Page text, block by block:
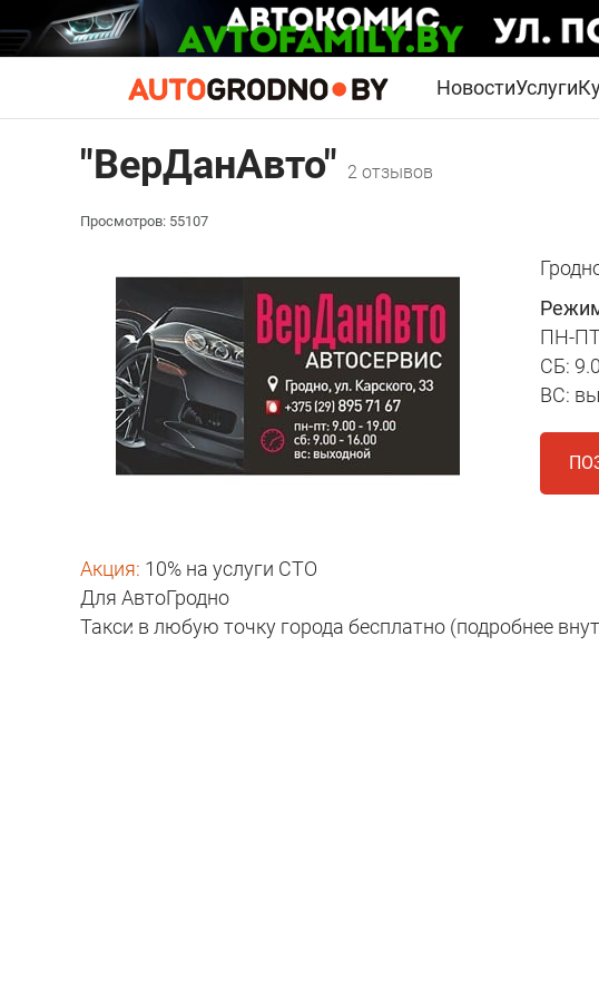
НовостиУслуги
"ВерДанАвто" 2 отзывов
Просмотров: 55107
ПН-
СБ:
ВС:
Акция: 10% на услуги СТО
Для АвтоГродно
Такси в любую точку города бесплатно (подробнее